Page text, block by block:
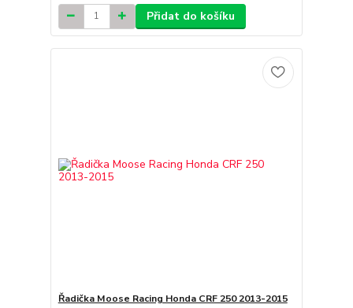
Přidat do košíku
Řadička Moose Racing Honda CRF 250 2013-2015